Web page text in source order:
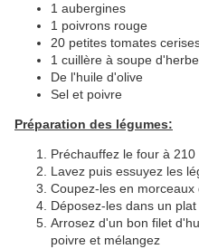
1 aubergines
1 poivrons rouge
20 petites tomates
1 cuillère à soupe
De l'huile d'olive
Sel et poivre
Préparation des légumes:
Préchauffez le four à 210
Lavez puis essuyez les
Coupez-les en
Déposez-les dans un
Arrosez d'un bon filet
poivre et mélangez